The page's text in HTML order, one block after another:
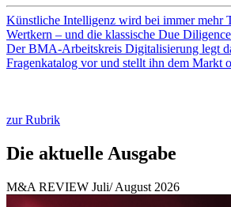
Künstliche Intelligenz wird bei immer mehr
Wertkern – und die klassische Due
Der BMA-Arbeitskreis Digitalisierung legt
Fragenkatalog vor und stellt ihn dem Markt
zur Rubrik
Die aktuelle Ausgabe
M&A REVIEW Juli/ August 2026